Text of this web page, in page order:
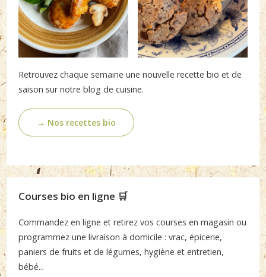
Retrouvez chaque semaine une nouvelle recette bio et de
saison sur notre blog de cuisine.
→ Nos recettes bio
Courses bio en ligne 🛒
Commandez en ligne et retirez vos courses en magasin ou
programmez une livraison à domicile : vrac, épicerie,
paniers de fruits et de légumes, hygiène et entretien,
bébé...